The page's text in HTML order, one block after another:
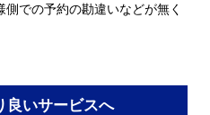
での予約の勘違いなどが無く
良いサービスへ